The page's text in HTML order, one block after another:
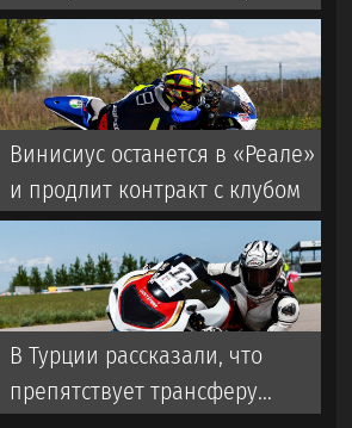
пишут «говно», а потом
очередь за автографами
Винисиус останется в «Реале»
и продлит контракт с клубом
В Турции рассказали, что
препятствует трансферу